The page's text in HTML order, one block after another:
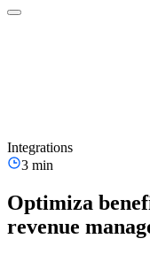
Integrations
3 min
Optimiza
revenue